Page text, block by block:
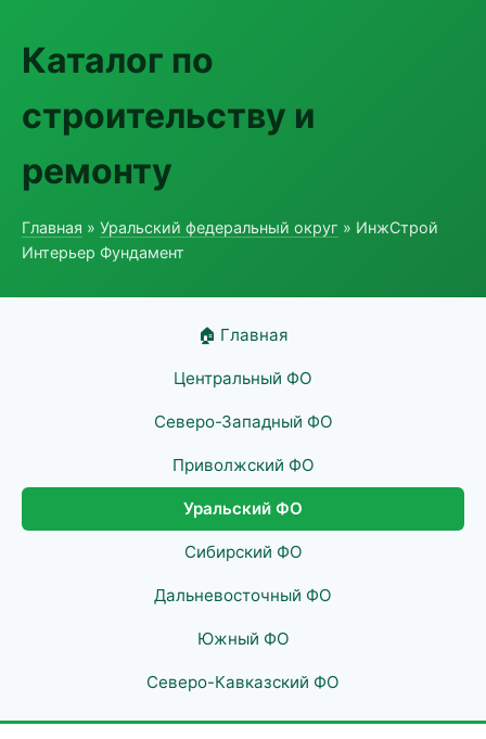
Каталог по
строительству и
ремонту
Главная » Уральский федеральный округ » ИнжСтрой
Интерьер Фундамент
🏠 Главная
Центральный ФО
Северо-Западный ФО
Приволжский ФО
Уральский ФО
Сибирский ФО
Дальневосточный ФО
Южный ФО
Северо-Кавказский ФО